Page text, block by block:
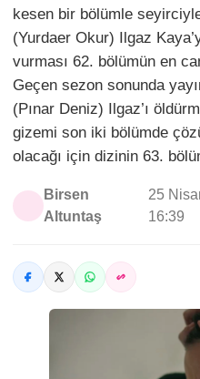
kesen bir bölümle
(Yurdaer Okur) Ilgaz
vurması 62. bölümün en
Geçen sezon sonunda
(Pınar Deniz) Ilgaz’ı
gizemi son iki bölümde
olacağı için dizinin 63.
Birsen
Altuntaş
25
16:39